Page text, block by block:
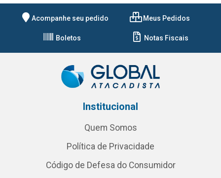
Acompanhe seu pedido Meus Pedidos
Boletos Notas Fiscais
Institucional
Quem Somos
Política de Privacidade
Código de Defesa do Consumidor